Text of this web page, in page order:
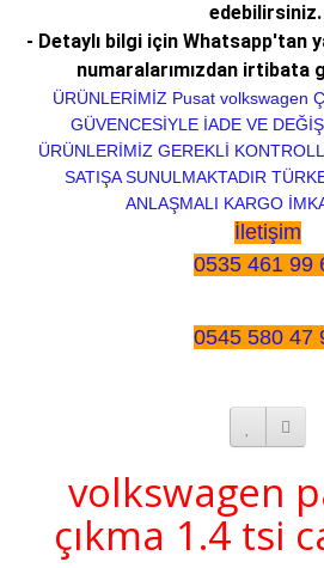
edebilirsiniz.
- Detaylı bilgi için Whatsapp'tan
numaralarımızdan irtibata
ÜRÜNLERİMİZ Pusat volkswagen
GÜVENCESİYLE İADE VE
ÜRÜNLERİMİZ GEREKLİ
SATIŞA SUNULMAKTADIR
ANLAŞMALI KARGO
İletişim
0535 461 99
0545 580 47
volkswagen
çıkma 1.4 tsi